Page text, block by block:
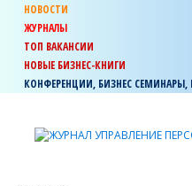
НОВОСТИ
ЖУРНАЛЫ
ТОП ВАКАНСИИ
НОВЫЕ БИЗНЕС-КНИГИ
КОНФЕРЕНЦИИ, БИЗНЕС СЕМИНАРЫ,